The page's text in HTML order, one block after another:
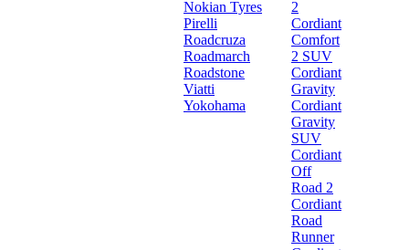
Nokian Tyres
Pirelli
Roadcruza
Roadmarch
Roadstone
Viatti
Yokohama
2
Cordiant
Comfort
2 SUV
Cordiant
Gravity
Cordiant
Gravity
SUV
Cordiant
Off
Road 2
Cordiant
Road
Runner